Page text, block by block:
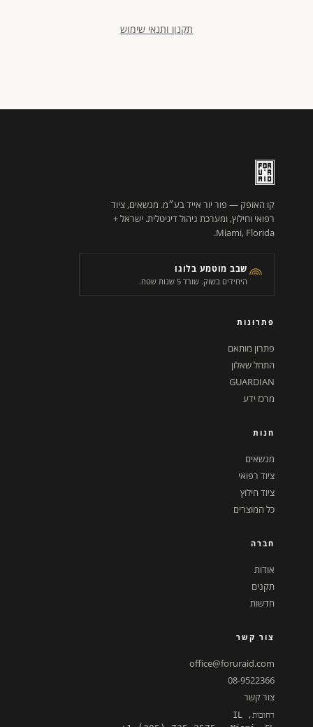
תקנון ותנאי שימוש
קו האופק — פור יור אייד בע״מ. מנשאים, ציוד
רפואי וחילוץ, ומערכת ניהול דיגיטלית. ישראל +
Miami, Florida.
שבב מוטמע בלוגו
היחידים בשוק. שורד 5 שנות שטח.
פתרונות
פתרון מותאם
התחל שאלון
GUARDIAN
מרכז ידע
חנות
מנשאים
ציוד רפואי
ציוד חילוץ
כל המוצרים
חברה
אודות
תקנים
חדשות
צור קשר
office@foruraid.com
08-9522366
צור קשר
רחובות, IL